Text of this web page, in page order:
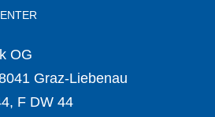
OG
Graz-Liebenau
, F DW 44